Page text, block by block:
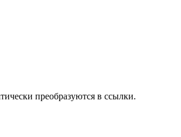
преобразуются в ссылки.